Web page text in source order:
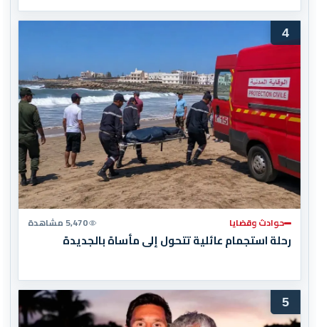
4
حوادث وقضايا 5,470 مشاهدة
رحلة استجمام عائلية تتحول إلى مأساة بالجديدة
5